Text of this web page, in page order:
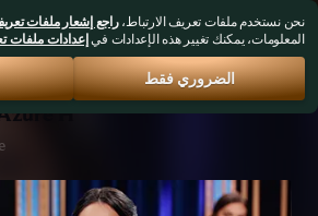
H
نحن نستخدم ملفات تعريف الارتباط،راجع إشعار ملفات
المعلومات، يمكنك تغيير هذه الإعدادات فيإعدادات ملفات
الضروري فقط